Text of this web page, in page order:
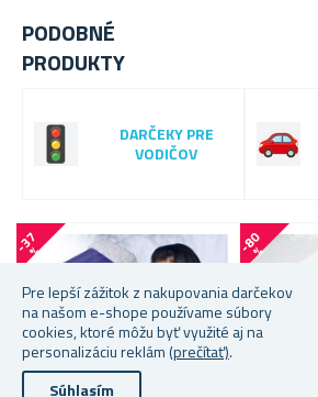
Pre lepší zážitok z nakupovania darčekov
na našom e-shope používame súbory
cookies, ktoré môžu byť využité aj na
personalizáciu reklám (prečítať).
Súhlasím
PODOBNÉ
PRODUKTY
DARČEKY PRE
VODIČOV
-
3
7
% -
8
0
%